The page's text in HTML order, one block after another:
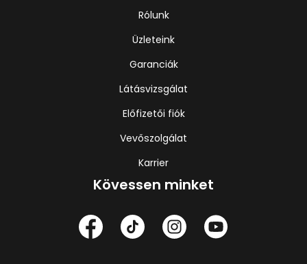
Rólunk
Üzleteink
Garanciák
Látásvizsgálat
Előfizetői fiók
Vevőszolgálat
Karrier
Kövessen minket